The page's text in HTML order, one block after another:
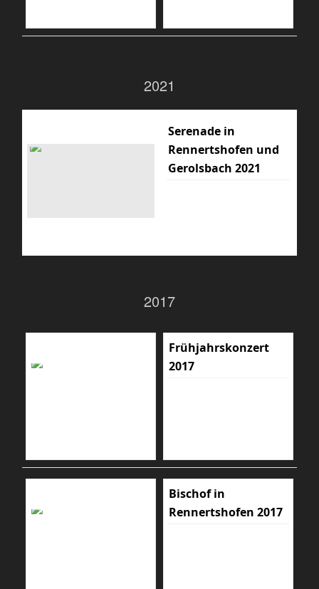
2021
Serenade in
Rennertshofen und
Gerolsbach 2021
2017
Frühjahrskonzert
2017
Bischof in
Rennertshofen 2017